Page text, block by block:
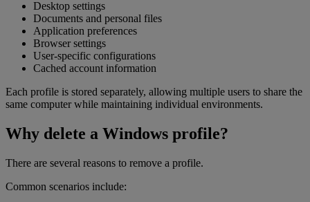
Desktop settings
Documents and personal files
Application preferences
Browser settings
User-specific configurations
Cached account information
Each profile is stored separately, allowing multiple users to share the
same computer while maintaining individual environments.
Why delete a Windows profile?
There are several reasons to remove a profile.
Common scenarios include: